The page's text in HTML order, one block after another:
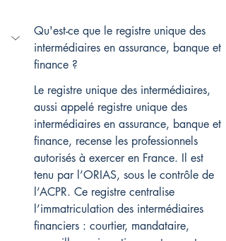
Qu'est-ce que le registre unique des
intermédiaires en assurance, banque et
finance ?
Le registre unique des intermédiaires,
aussi appelé registre unique des
intermédiaires en assurance, banque et
finance, recense les professionnels
autorisés à exercer en France. Il est
tenu par l’ORIAS, sous le contrôle de
l’ACPR. Ce registre centralise
l’immatriculation des intermédiaires
financiers : courtier, mandataire,